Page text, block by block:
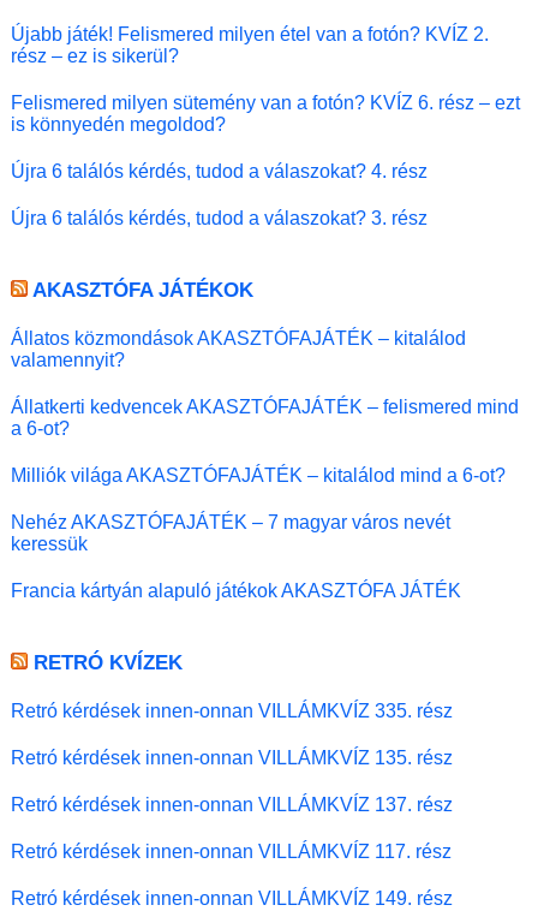
Újabb játék! Felismered milyen étel van a fotón? KVÍZ 2.
rész – ez is sikerül?
Felismered milyen sütemény van a fotón? KVÍZ 6. rész – ezt
is könnyedén megoldod?
Újra 6 találós kérdés, tudod a válaszokat? 4. rész
Újra 6 találós kérdés, tudod a válaszokat? 3. rész
AKASZTÓFA JÁTÉKOK
Állatos közmondások AKASZTÓFAJÁTÉK – kitalálod
valamennyit?
Állatkerti kedvencek AKASZTÓFAJÁTÉK – felismered mind
a 6-ot?
Milliók világa AKASZTÓFAJÁTÉK – kitalálod mind a 6-ot?
Nehéz AKASZTÓFAJÁTÉK – 7 magyar város nevét
keressük
Francia kártyán alapuló játékok AKASZTÓFA JÁTÉK
RETRÓ KVÍZEK
Retró kérdések innen-onnan VILLÁMKVÍZ 335. rész
Retró kérdések innen-onnan VILLÁMKVÍZ 135. rész
Retró kérdések innen-onnan VILLÁMKVÍZ 137. rész
Retró kérdések innen-onnan VILLÁMKVÍZ 117. rész
Retró kérdések innen-onnan VILLÁMKVÍZ 149. rész